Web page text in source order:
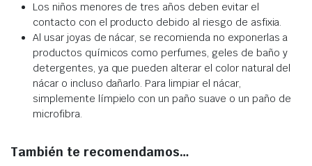
Los niños menores de tres años deben evitar el
contacto con el producto debido al riesgo de asfixia.
Al usar joyas de nácar, se recomienda no exponerlas a
productos químicos como perfumes, geles de baño y
detergentes, ya que pueden alterar el color natural del
nácar o incluso dañarlo. Para limpiar el nácar,
simplemente límpielo con un paño suave o un paño de
microfibra.
También te recomendamos…